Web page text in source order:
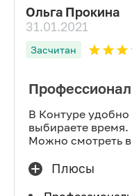
Ольга Прокина
31.01.2021
Засчитан
В Контуре удобно
выбираете
Можно смотреть
Плюсы